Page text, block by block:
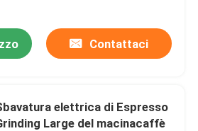
Contattaci
elettrica di Espresso
Large del macinacaffè